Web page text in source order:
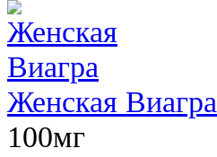
Женская Виагра
100мг